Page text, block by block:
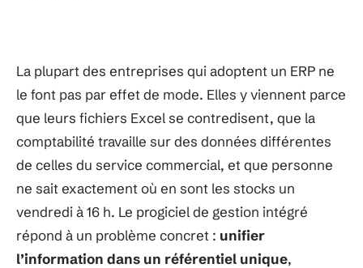
La plupart des entreprises qui adoptent un ERP ne
le font pas par effet de mode. Elles y viennent parce
que leurs fichiers Excel se contredisent, que la
comptabilité travaille sur des données différentes
de celles du service commercial, et que personne
ne sait exactement où en sont les stocks un
vendredi à 16 h. Le progiciel de gestion intégré
répond à un problème concret : unifier
l’information dans un référentiel unique,